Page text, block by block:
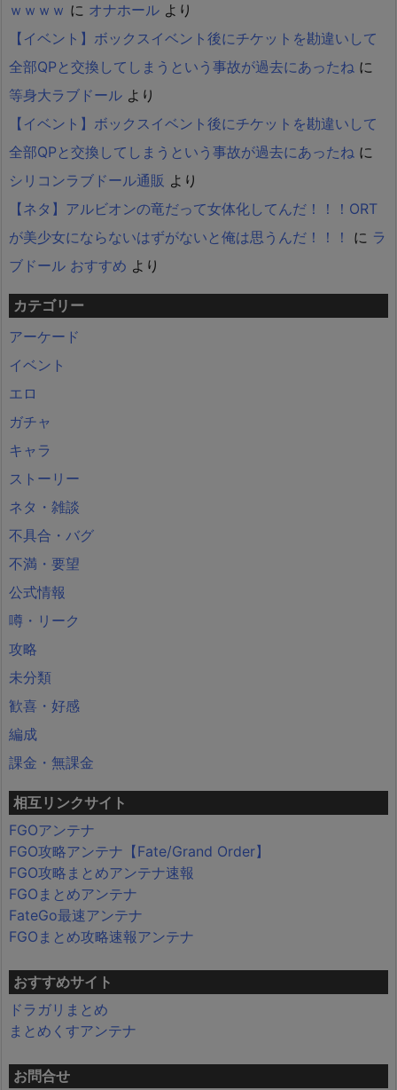
ｗｗｗｗ に オナホール より
【イベント】ボックスイベント後にチケットを勘違いして
全部QPと交換してしまうという事故が過去にあったね に
等身大ラブドール より
【イベント】ボックスイベント後にチケットを勘違いして
全部QPと交換してしまうという事故が過去にあったね に
シリコンラブドール通販 より
【ネタ】アルビオンの竜だって女体化してんだ！！！ORT
が美少女にならないはずがないと俺は思うんだ！！！
に ラ
ブドール おすすめ より
カテゴリー
アーケード
イベント
エロ
ガチャ
キャラ
ストーリー
ネタ・雑談
不具合・バグ
不満・要望
公式情報
噂・リーク
攻略
未分類
歓喜・好感
編成
課金・無課金
相互リンクサイト
FGOアンテナ
FGO攻略アンテナ【Fate/Grand Order】
FGO攻略まとめアンテナ速報
FGOまとめアンテナ
FateGo最速アンテナ
FGOまとめ攻略速報アンテナ
おすすめサイト
ドラガリまとめ
まとめくすアンテナ
お問合せ